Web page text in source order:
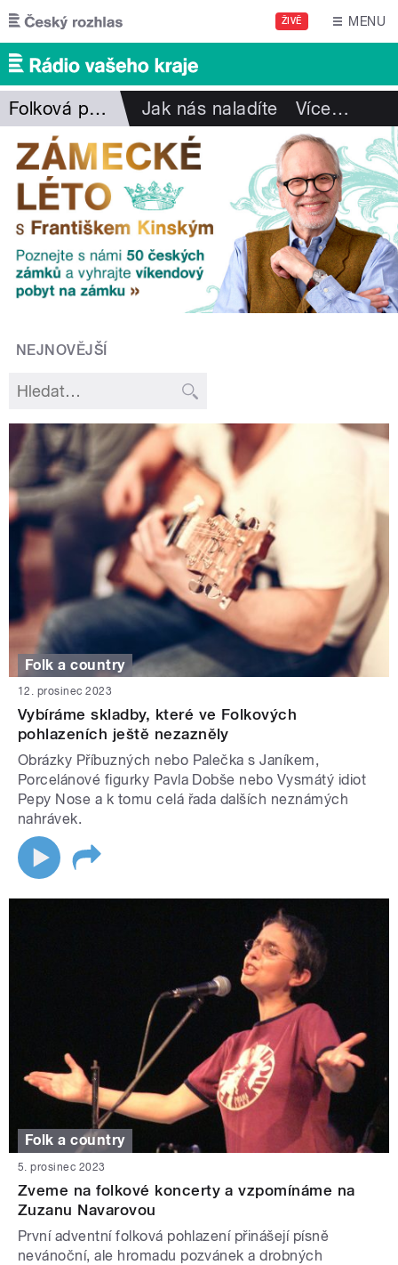
Přejít k hlavnímu obsahu
ŽIVĚ MENU
Folková pohlazení Jak nás naladíte Více…
NEJNOVĚJŠÍ
Folk a country
12. prosinec 2023
Vybíráme skladby, které ve Folkových
pohlazeních ještě nezazněly
Obrázky Příbuzných nebo Palečka s Janíkem,
Porcelánové figurky Pavla Dobše nebo Vysmátý idiot
Pepy Nose a k tomu celá řada dalších neznámých
nahrávek.
Folk a country
5. prosinec 2023
Zveme na folkové koncerty a vzpomínáme na
Zuzanu Navarovou
První adventní folková pohlazení přinášejí písně
nevánoční, ale hromadu pozvánek a drobných